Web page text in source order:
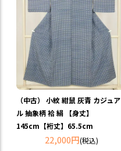
（中古） 小紋 紺鼠 灰青 カジュア
ル 抽象柄 袷 絹 【身丈】
145cm【裄丈】65.5cm
22,000円(税込)